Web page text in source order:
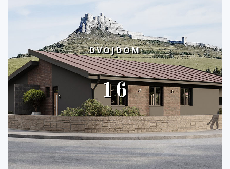
DVOJDOM
16